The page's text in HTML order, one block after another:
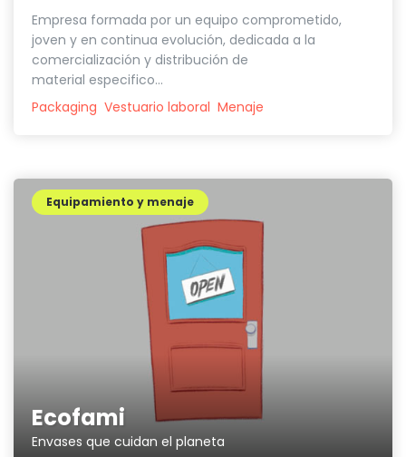
Empresa formada por un equipo comprometido,
joven y en continua evolución, dedicada a la
comercialización y distribución de
material especifico...
Packaging Vestuario laboral Menaje
Ecofami
Envases que cuidan el planeta
Equipamiento y menaje